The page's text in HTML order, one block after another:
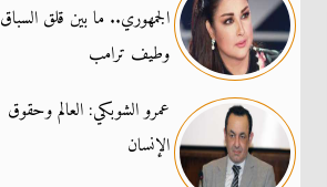
الجمهوري.. ما بين قلق السباق
وطيف ترامب
عمرو الشوبكي: العالم وحقوق
الإنسان